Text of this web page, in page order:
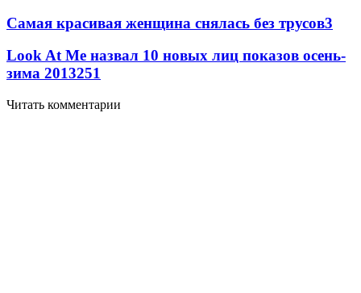
Самая красивая женщина снялась без трусов3
Look At Me назвал 10 новых лиц показов осень-
зима 2013251
Читать комментарии